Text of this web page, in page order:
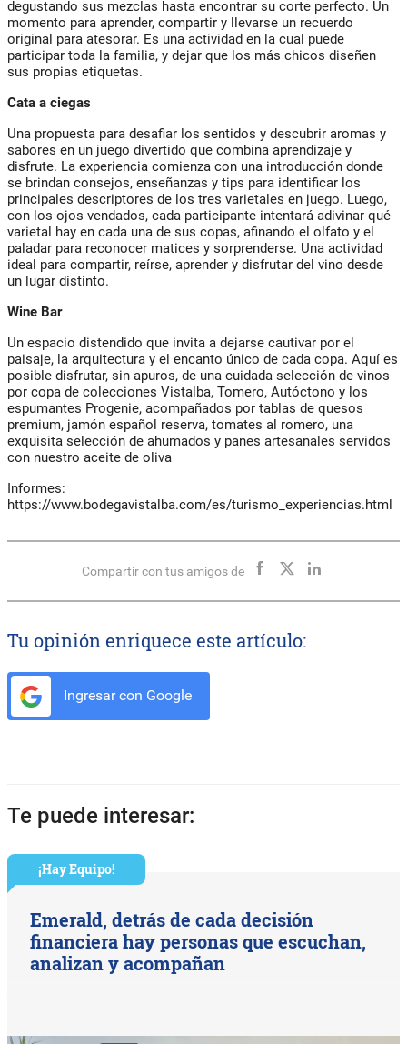
degustando sus mezclas hasta encontrar su corte perfecto. Un
momento para aprender, compartir y llevarse un recuerdo
original para atesorar. Es una actividad en la cual puede
participar toda la familia, y dejar que los más chicos diseñen
sus propias etiquetas.
Cata a ciegas
Una propuesta para desafiar los sentidos y descubrir aromas y
sabores en un juego divertido que combina aprendizaje y
disfrute. La experiencia comienza con una introducción donde
se brindan consejos, enseñanzas y tips para identificar los
principales descriptores de los tres varietales en juego. Luego,
con los ojos vendados, cada participante intentará adivinar qué
varietal hay en cada una de sus copas, afinando el olfato y el
paladar para reconocer matices y sorprenderse. Una actividad
ideal para compartir, reírse, aprender y disfrutar del vino desde
un lugar distinto.
Wine Bar
Un espacio distendido que invita a dejarse cautivar por el
paisaje, la arquitectura y el encanto único de cada copa. Aquí es
posible disfrutar, sin apuros, de una cuidada selección de vinos
por copa de colecciones Vistalba, Tomero, Autóctono y los
espumantes Progenie, acompañados por tablas de quesos
premium, jamón español reserva, tomates al romero, una
exquisita selección de ahumados y panes artesanales servidos
con nuestro aceite de oliva
Informes:
https://www.bodegavistalba.com/es/turismo_experiencias.html
Compartir con tus amigos de
Tu opinión enriquece este artículo:
Ingresar con Google
Te puede interesar:
¡Hay Equipo!
Emerald, detrás de cada decisión
financiera hay personas que escuchan,
analizan y acompañan